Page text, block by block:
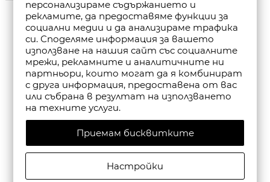
персонализираме съдържанието и
рекламите, да предоставяме функции за
социални медии и да анализираме трафика
си. Споделяме информация за вашето
използване на нашия сайт със социалните
мрежи, рекламните и аналитичните ни
партньори, които могат да я комбинират
с друга информация, предоставена от вас
или събрана в резултат на използването
на техните услуги.
Приемам бисквитките
Настройки